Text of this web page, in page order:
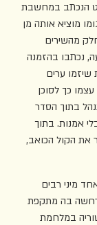
הנכתב במחשבת
מוציא אותה מן
מהשירים
נכתבו בהזמנה
שיזמו ערים
כך לסוכן
בתוך הסדר
אמנות. בתוך
את הקול הכואב,
מיני רבים
בה מתקפת
במלחמת